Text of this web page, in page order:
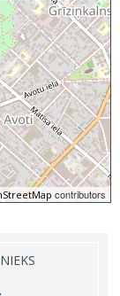
contributors